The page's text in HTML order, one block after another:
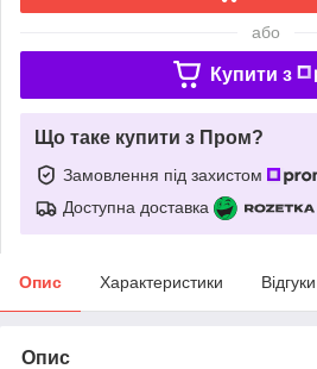
або
Купити з
Що таке купити з Пром?
Замовлення під захистом
Доступна доставка
Опис Характеристики
Опис